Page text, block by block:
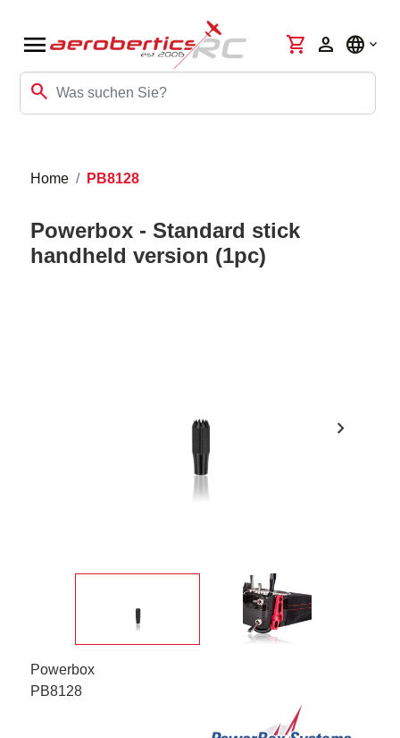
menu
search
shopping_cart person language
Home PB8128
Powerbox - Standard stick
handheld version (1pc)
chevron_right
Powerbox
PB8128